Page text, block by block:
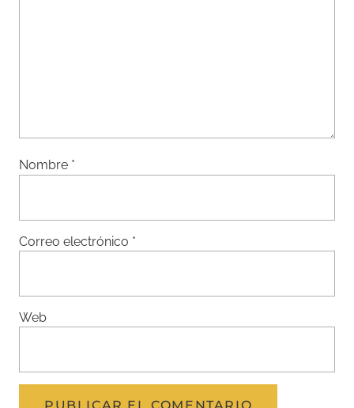
Nombre *
Correo electrónico *
Web